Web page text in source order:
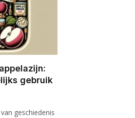
gebruik
geschiedenis